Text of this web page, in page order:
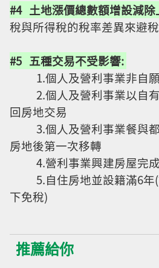
#4 土地漲價總數額增設減除
稅與所得稅的稅率差異來避稅
#5 五種交易不受影響:
1.個人及營利事業非自願
2.個人及營利事業以自有
回房地交易
3.個人及營利事業餐與都
房地後第一次移轉
4.營利事業興建房屋完成
5.自住房地並設籍滿6年(
下免稅)
推薦給你